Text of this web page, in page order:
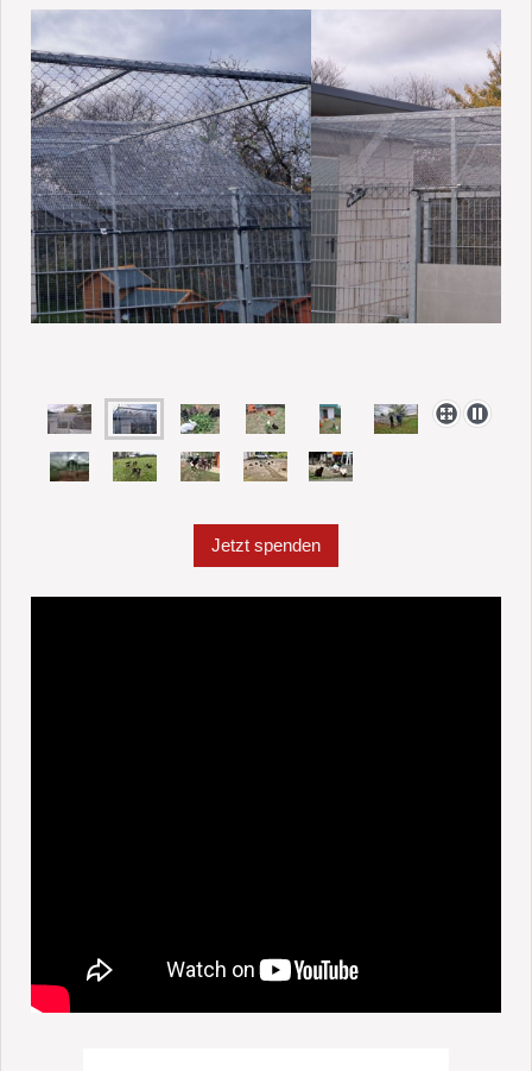
Jetzt spenden